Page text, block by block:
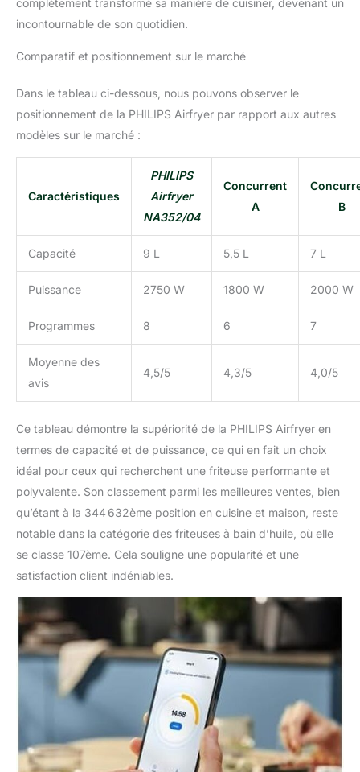
incontournable de son quotidien.
Comparatif et positionnement sur le marché
Dans le tableau ci-dessous, nous pouvons observer le
positionnement de la PHILIPS Airfryer par rapport aux autres
modèles sur le marché :
Caractéristiques
PHILIPS
Airfryer
NA352/04
Concurrent
A
B
Capacité 9 L 5,5 L 7 L
Puissance 2750 W 1800 W 2000 W
Programmes 8 6 7
Moyenne des
avis
4,5/5 4,3/5 4,0/5
Ce tableau démontre la supériorité de la PHILIPS Airfryer en
termes de capacité et de puissance, ce qui en fait un choix
idéal pour ceux qui recherchent une friteuse performante et
polyvalente. Son classement parmi les meilleures ventes, bien
qu’étant à la 344 632ème position en cuisine et maison, reste
notable dans la catégorie des friteuses à bain d’huile, où elle
se classe 107ème. Cela souligne une popularité et une
satisfaction client indéniables.